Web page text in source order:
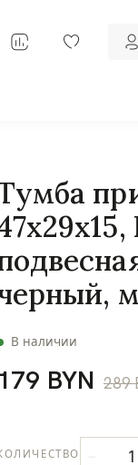
В наличии
BYN 289